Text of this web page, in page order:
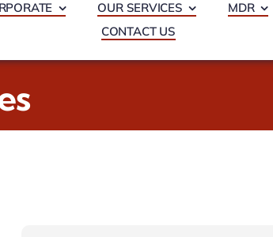
OUR SERVICES MDR
CONTACT US